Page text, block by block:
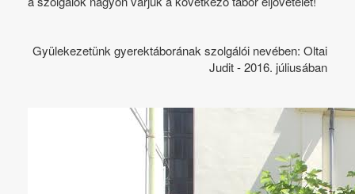
Gyülekezetünk gyerektáborának szolgálói nevében: Oltai
Judit - 2016. júliusában